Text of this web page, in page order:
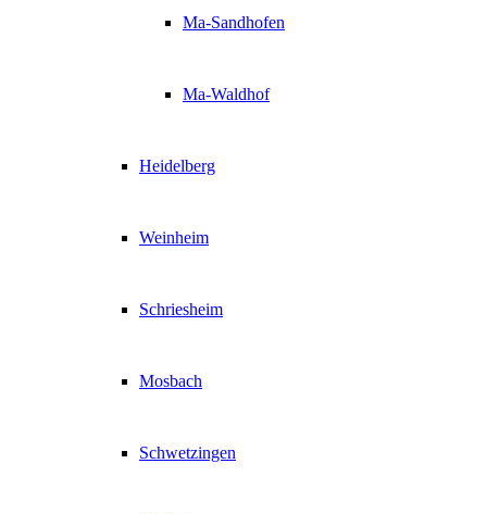
Ma-Sandhofen
Ma-Waldhof
Heidelberg
Weinheim
Schriesheim
Mosbach
Schwetzingen